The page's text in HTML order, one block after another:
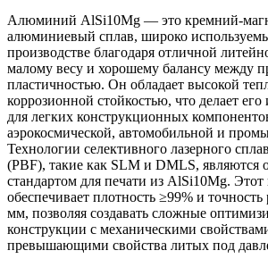
Алюминий AlSi10Mg — это кремний-
алюминиевый сплав, широко
производстве благодаря отличной
малому весу и хорошему балансу между
пластичностью. Он обладает высокой
коррозионной стойкостью, что делает
для легких конструкционных
аэрокосмической, автомобильной и
Технологии селективного лазерного
(PBF), такие как SLM и DMLS, являются
стандартом для печати из AlSi10Mg. Этот
обеспечивает плотность ≥99% и точность
мм, позволяя создавать сложные
конструкции с механическими
превышающими свойства литых под